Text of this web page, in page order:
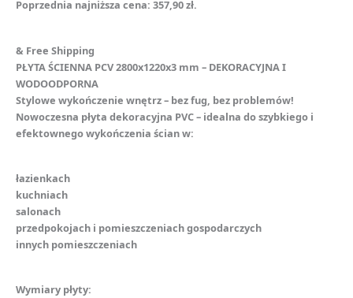
Poprzednia najniższa cena: 357,90zł.
& Free Shipping
PŁYTA ŚCIENNA PCV 2800x1220x3 mm – DEKORACYJNA I
WODOODPORNA
Stylowe wykończenie wnętrz – bez fug, bez problemów!
Nowoczesna płyta dekoracyjna PVC – idealna do szybkiego i
efektownego wykończenia ścian w:
łazienkach
kuchniach
️salonach
przedpokojach i pomieszczeniach gospodarczych
innych pomieszczeniach
Wymiary płyty: